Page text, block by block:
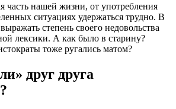
часть нашей жизни, от употребления
ситуациях удержаться трудно. В
степень своего недовольства
лексики. А как было в старину?
тоже ругались матом?
друг друга